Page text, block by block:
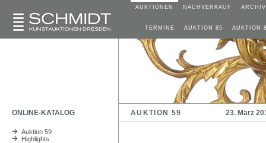
AUKTIONEN NACHVERKAUF ARCHIV
TERMINE AUKTION 85 AUKTION
ONLINE-KATALOG AUKTION 59 23. März
Auktion 59
Highlights